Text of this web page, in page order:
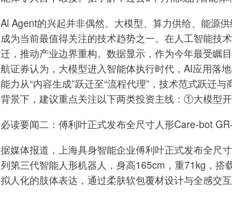
Al Agent的兴起并非偶然。大模型、算力供给、能源
成为当前最值得关注的技术趋势之一。在人工智能技
迁，推动产业边界重构。数据显示，作为今年最受瞩
航证券认为，大模型进入智能体执行时代，AI应用落
能力从“内容生成”跃迁至“流程代理”，技术范式跃迁
背景下，建议重点关注以下两类投资主线：①大模型
必读要闻二：傅利叶正式发布全尺寸人形Care-bot
据媒体报道，上海具身智能企业傅利叶正式发布全尺
列第三代智能人形机器人，身高165cm，重71kg，
拟人化的肢体表达，通过柔肤软包覆材设计与全感交互